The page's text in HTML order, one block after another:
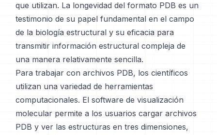
que utilizan. La longevidad del formato PDB es un
testimonio de su papel fundamental en el campo
de la biología estructural y su eficacia para
transmitir información estructural compleja de
una manera relativamente sencilla.
Para trabajar con archivos PDB, los científicos
utilizan una variedad de herramientas
computacionales. El software de visualización
molecular permite a los usuarios cargar archivos
PDB y ver las estructuras en tres dimensiones,